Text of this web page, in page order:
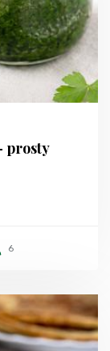
prosty
6